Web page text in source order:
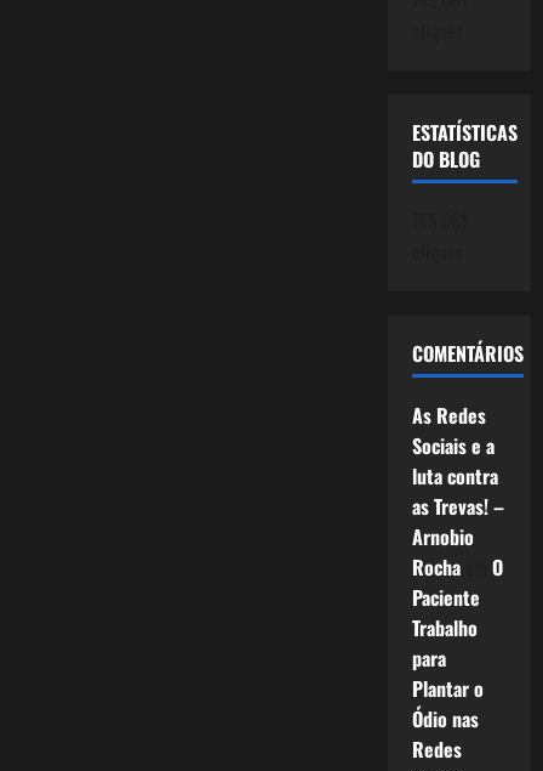
ESTATÍSTICAS
DO BLOG
COMENTÁRIOS
As Redes
Sociais e a
luta contra
as Trevas! –
Arnobio
Rochaem O
Paciente
Trabalho
para
Plantar o
Ódio nas
Redes